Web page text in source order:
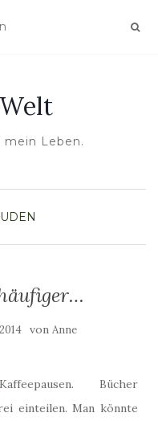
mein Leben.
von Anne
Kaffeepausen. Bücher
einteilen. Man könnte